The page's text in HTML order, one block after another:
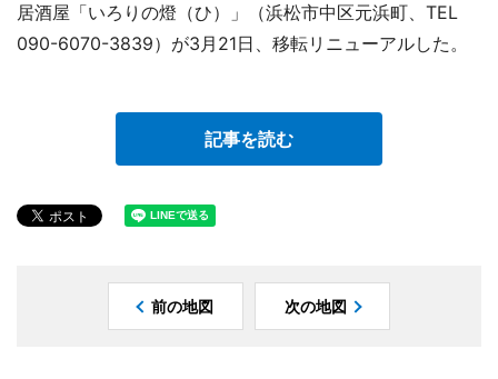
居酒屋「いろりの燈（ひ）」（浜松市中区元浜町、TEL
090-6070-3839）が3月21日、移転リニューアルした。
記事を読む
前の地図 次の地図